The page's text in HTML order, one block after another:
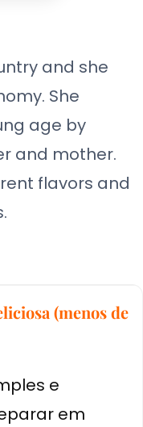
and she
She
age by
and mother.
flavors and
(menos de
e
em